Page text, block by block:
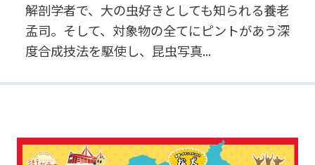
解剖学者で、大の虫好きとしても知られる養老
孟司。そして、対象物の全てにピントがあう深
度合成技法を駆使し、昆虫写真...